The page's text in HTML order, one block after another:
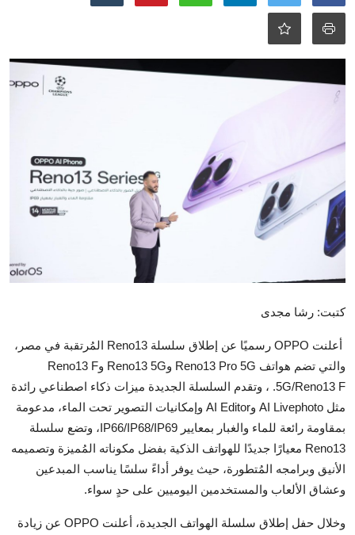
التعليم
الفن والثقافة
الرياضة
المحافظات
المجتمع والمنوعات
أراء و مقالات
كتبت: رشا مجدى
أعلنت OPPO رسميًا عن إطلاق سلسلة Reno13 المُرتقبة في مصر،
والتي تضم هواتف Reno13 Pro 5G وReno13 5G وReno13 F
5G/Reno13 F. ، وتقدم السلسلة الجديدة ميزات ذكاء اصطناعي رائدة
مثل AI Livephoto وAI Editor وإمكانيات التصوير تحت الماء، مدعومة
بمقاومة رائعة للماء والغبار بمعايير IP66/IP68/IP69، وتضع سلسلة
Reno13 معيارًا جديدًا للهواتف الذكية بفضل مكوناته المُميزة وتصميمه
الأنيق وبرامجه المُتطورة، حيث يوفر أداءً سلسًا يناسب المبدعين
وعشاق الألعاب والمستخدمين اليوميين على حدٍ سواء.
وخلال حفل إطلاق سلسلة الهواتف الجديدة، أعلنت OPPO عن زيادة